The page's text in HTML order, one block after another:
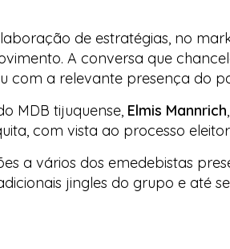
de estratégias, no
A conversa que
com a relevante presença do
MDB tijuquense, Elmis Mannrich
com vista ao processo
a vários dos emedebistas
jingles do grupo e até